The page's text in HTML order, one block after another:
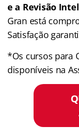
e a Revisão
Gran está
Satisfação
*Os cursos para
disponíveis na